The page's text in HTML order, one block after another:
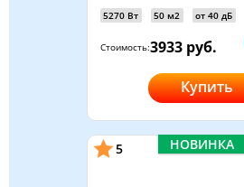
5270 Вт 50 м2 от 40 дБ
Стоимость:3933 руб.
Купить
5 НОВИНКА